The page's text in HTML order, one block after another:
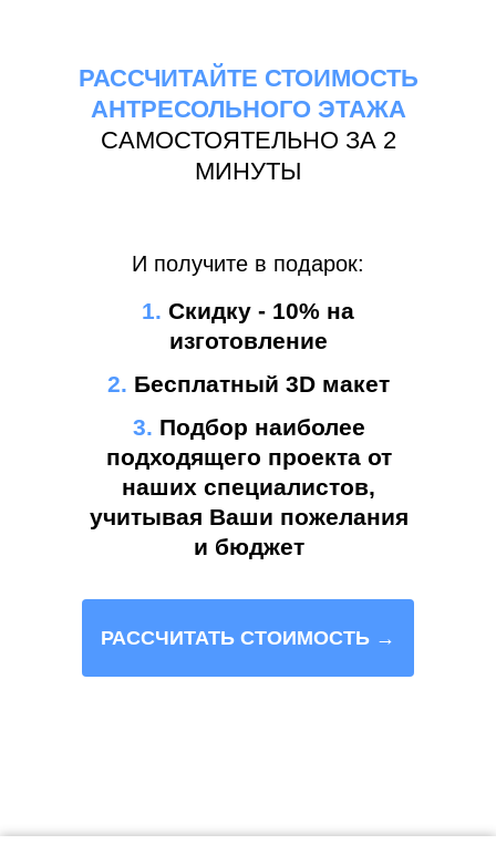
РАССЧИТАЙТЕ СТОИМОСТЬ
АНТРЕСОЛЬНОГО ЭТАЖА
САМОСТОЯТЕЛЬНО ЗА 2
МИНУТЫ
И получите в подарок:
2. Бесплатный 3D макет
1. Скидку - 10% на
изготовление
3. Подбор наиболее
подходящего проекта от
наших специалистов,
учитывая Ваши пожелания
и бюджет
РАССЧИТАТЬ СТОИМОСТЬ →